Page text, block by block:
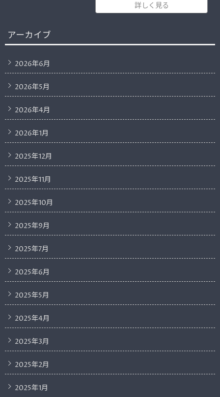
詳しく見る
アーカイブ
2026年6月
2026年5月
2026年4月
2026年1月
2025年12月
2025年11月
2025年10月
2025年9月
2025年7月
2025年6月
2025年5月
2025年4月
2025年3月
2025年2月
2025年1月